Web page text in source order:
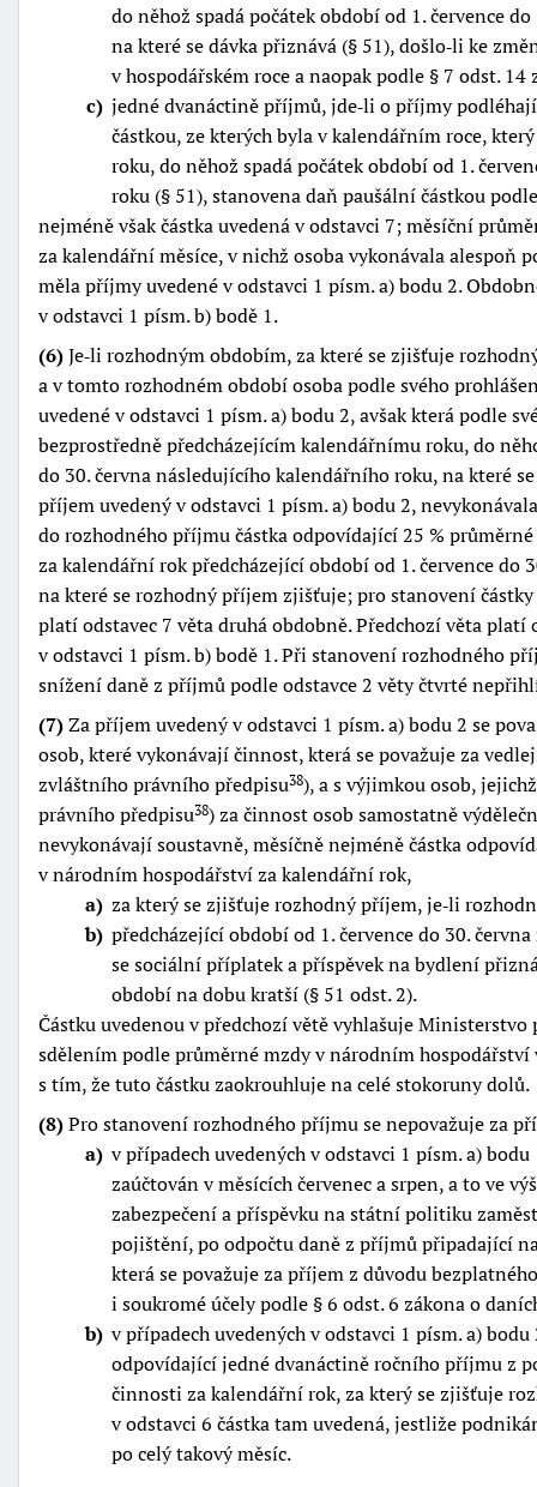
do něhož spadá počátek období od 1. července
na které se dávka přiznává (§ 51), došlo‑li ke
v hospodářském roce a naopak podle § 7 odst.
c jedné dvanáctině příjmů, jde‑li o příjmy
částkou, ze kterých byla v kalendářním roce,
roku, do něhož spadá počátek období od 1.
roku (§ 51), stanovena daň paušální částkou
nejméně však částka uvedená v odstavci 7; měsíční
za kalendářní měsíce, v nichž osoba vykonávala alespoň
měla příjmy uvedené v odstavci 1 písm. a) bodu 2.
v odstavci 1 písm. b) bodě 1.
(6)Je‑li rozhodným obdobím, za které se zjišťuje
a v tomto rozhodném období osoba podle svého
uvedené v odstavci 1 písm. a) bodu 2, avšak která podle
bezprostředně předcházejícím kalendářnímu roku, do
do 30. června následujícího kalendářního roku, na které
příjem uvedený v odstavci 1 písm. a) bodu 2,
do rozhodného příjmu částka odpovídající 25 %
za kalendářní rok předcházející období od 1. července do
na které se rozhodný příjem zjišťuje; pro stanovení
platí odstavec 7 věta druhá obdobně. Předchozí věta platí
v odstavci 1 písm. b) bodě 1. Při stanovení rozhodného
snížení daně z příjmů podle odstavce 2 věty čtvrté
(7)Za příjem uvedený v odstavci 1 písm. a) bodu 2 se
osob, které vykonávají činnost, která se považuje za
zvláštního právního předpisu38), a s výjimkou osob,
právního předpisu38) za činnost osob samostatně
nevykonávají soustavně, měsíčně nejméně částka
v národním hospodářství za kalendářní rok,
a za který se zjišťuje rozhodný příjem, je‑li
b předcházející období od 1. července do 30.
se sociální příplatek a příspěvek na bydlení
období na dobu kratší (§ 51 odst. 2).
Částku uvedenou v předchozí větě vyhlašuje Ministerstvo
sdělením podle průměrné mzdy v národním
s tím, že tuto částku zaokrouhluje na celé stokoruny dolů.
(8)Pro stanovení rozhodného příjmu se nepovažuje za
a v případech uvedených v odstavci 1 písm. a)
zaúčtován v měsících červenec a srpen, a to ve
zabezpečení a příspěvku na státní politiku
pojištění, po odpočtu daně z příjmů připadající
která se považuje za příjem z důvodu
i soukromé účely podle § 6 odst. 6 zákona o
b v případech uvedených v odstavci 1 písm. a)
odpovídající jedné dvanáctině ročního příjmu z
činnosti za kalendářní rok, za který se zjišťuje
v odstavci 6 částka tam uvedená, jestliže
po celý takový měsíc.